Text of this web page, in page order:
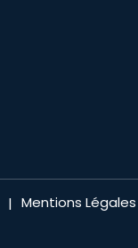
Mentions Légales